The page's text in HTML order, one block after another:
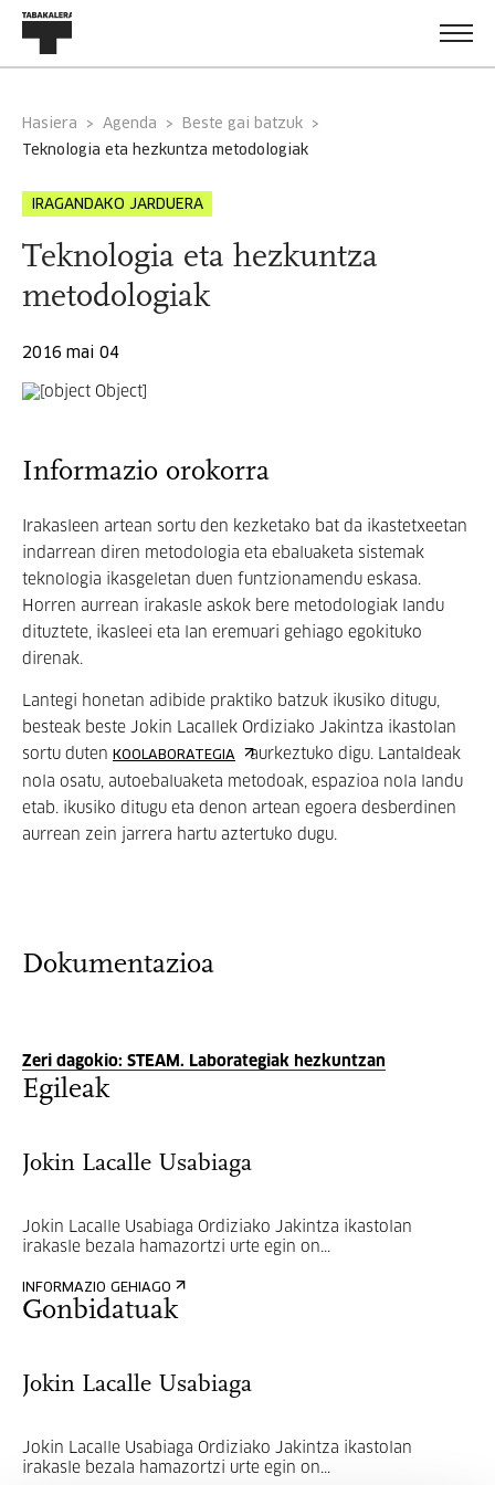
Hasiera Agenda
Beste gai batzuk
teknologia eta hezkuntza metodologiak
IRAGANDAKO JARDUERA
Teknologia eta hezkuntza
metodologiak
2016 mai 04
Informazio orokorra
Irakasleen artean sortu den kezketako bat da ikastetxeetan
indarrean diren metodologia eta ebaluaketa sistemak
teknologia ikasgeletan duen funtzionamendu eskasa.
Horren aurrean irakasle askok bere metodologiak landu
dituztete, ikasleei eta lan eremuari gehiago egokituko
direnak.
Lantegi honetan adibide praktiko batzuk ikusiko ditugu,
besteak beste Jokin Lacallek Ordiziako Jakintza ikastolan
sortu duten KOOLABORATEGIA
aurkeztuko digu. Lantaldeak
nola osatu, autoebaluaketa metodoak, espazioa nola landu
etab. ikusiko ditugu eta denon artean egoera desberdinen
aurrean zein jarrera hartu aztertuko dugu.
Dokumentazioa
Zeri dagokio: STEAM. Laborategiak hezkuntzan
Egileak
Jokin Lacalle Usabiaga
Jokin Lacalle Usabiaga Ordiziako Jakintza ikastolan
irakasle bezala hamazortzi urte egin on...
INFORMAZIO GEHIAGO
Gonbidatuak
Jokin Lacalle Usabiaga
Jokin Lacalle Usabiaga Ordiziako Jakintza ikastolan
irakasle bezala hamazortzi urte egin on...